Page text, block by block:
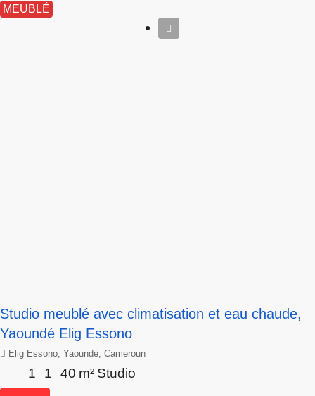
MEUBLÉ
Studio meublé avec climatisation et eau chaude,
Yaoundé Elig Essono
Elig Essono, Yaoundé, Cameroun
1 1 40 m² Studio